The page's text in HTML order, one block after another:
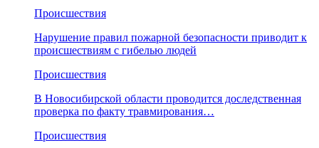
Происшествия
Нарушение правил пожарной безопасности приводит к
происшествиям с гибелью людей
Происшествия
В Новосибирской области проводится доследственная
проверка по факту травмирования…
Происшествия